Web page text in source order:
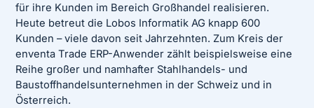
für ihre Kunden im Bereich Großhandel realisieren.
Heute betreut die Lobos Informatik AG knapp 600
Kunden – viele davon seit Jahrzehnten. Zum Kreis der
enventa Trade ERP-Anwender zählt beispielsweise eine
Reihe großer und namhafter Stahlhandels- und
Baustoffhandelsunternehmen in der Schweiz und in
Österreich.